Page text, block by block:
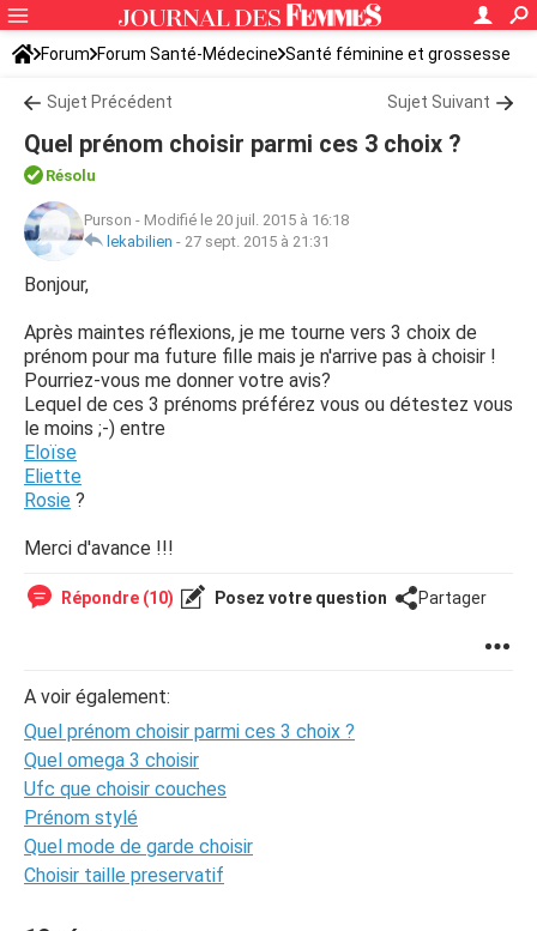
Forum Forum Santé-Médecine Santé féminine et grossesse
Sujet Précédent Sujet Suivant
Quel prénom choisir parmi ces 3 choix ?
Résolu
Purson - Modifié le 20 juil. 2015 à 16:18
lekabilien - 27 sept. 2015 à 21:31
Bonjour,
Après maintes réflexions, je me tourne vers 3 choix de
prénom pour ma future fille mais je n'arrive pas à choisir !
Pourriez-vous me donner votre avis?
Lequel de ces 3 prénoms préférez vous ou détestez vous
le moins ;-) entre
Eloïse
Eliette
Rosie ?
Merci d'avance !!!
Répondre (10) Posez votre question Partager
A voir également:
Quel prénom choisir parmi ces 3 choix ?
Quel omega 3 choisir
Ufc que choisir couches
Prénom stylé
Quel mode de garde choisir
Choisir taille preservatif